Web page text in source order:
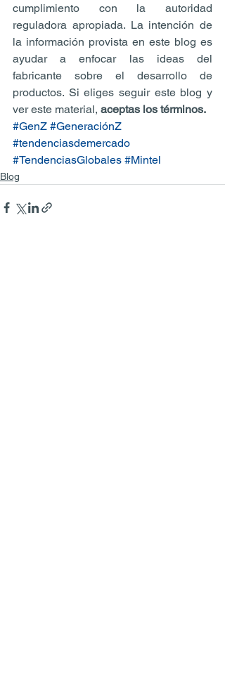
cumplimiento con la autoridad
reguladora apropiada. La intención de
la información provista en este blog es
ayudar a enfocar las ideas del
fabricante sobre el desarrollo de
productos. Si eliges seguir este blog y
ver este material, aceptas los términos.
#GenZ #GeneraciónZ
#tendenciasdemercado
#TendenciasGlobales #Mintel
Blog